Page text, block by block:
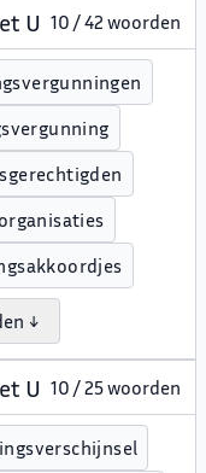
U 10 / 42 woorden
↓
U 10 / 25 woorden